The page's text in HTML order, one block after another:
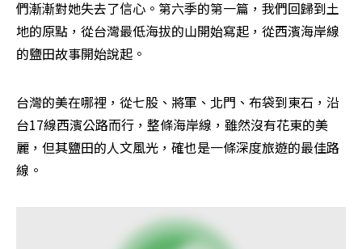
們漸漸對她失去了信心。第六季的第一篇，我們回歸到土
地的原點，從台灣最低海拔的山開始寫起，從西濱海岸線
的鹽田故事開始說起。
台灣的美在哪裡，從七股、將軍、北門、布袋到東石，沿
台17線西濱公路而行，整條海岸線，雖然沒有花東的美
麗，但其鹽田的人文風光，確也是一條深度旅遊的最佳路
線。